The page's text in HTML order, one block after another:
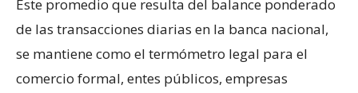
Este promedio que resulta del balance ponderado
de las transacciones diarias en la banca nacional,
se mantiene como el termómetro legal para el
comercio formal, entes públicos, empresas